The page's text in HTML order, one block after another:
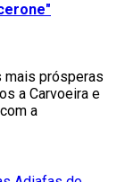
mais prósperas
a Carvoeira e
a